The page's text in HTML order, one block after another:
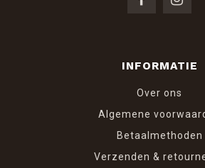
INFORMATIE
Over ons
Algemene
Betaalmethoden
Verzenden &